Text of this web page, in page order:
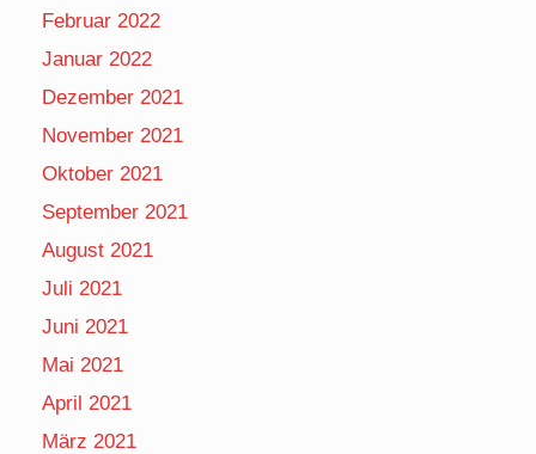
Februar 2022
Januar 2022
Dezember 2021
November 2021
Oktober 2021
September 2021
August 2021
Juli 2021
Juni 2021
Mai 2021
April 2021
März 2021